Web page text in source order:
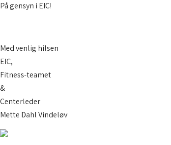
På gensyn i EIC!
Med venlig hilsen
EIC,
Fitness-teamet
&
Centerleder
Mette Dahl Vindeløv